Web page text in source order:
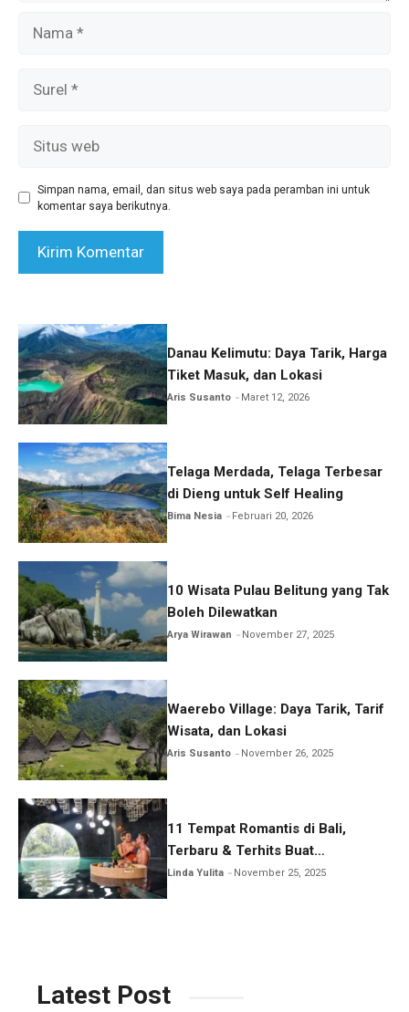
web
Simpan nama, email, dan situs web saya pada peramban ini untuk
komentar saya berikutnya.
Danau Kelimutu: Daya Tarik, Harga
Tiket Masuk, dan Lokasi
Aris Susanto Maret 12, 2026
Telaga Merdada, Telaga Terbesar
di Dieng untuk Self Healing
Bima Nesia Februari 20, 2026
10 Wisata Pulau Belitung yang Tak
Boleh Dilewatkan
Arya Wirawan November 27, 2025
Waerebo Village: Daya Tarik, Tarif
Wisata, dan Lokasi
Aris Susanto November 26, 2025
11 Tempat Romantis di Bali,
Terbaru & Terhits Buat
Honeymoon
Linda Yulita November 25, 2025
Latest Post